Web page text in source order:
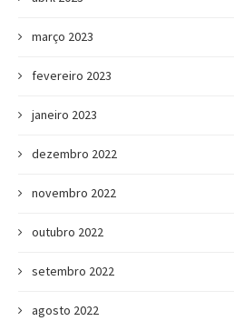
março 2023
fevereiro 2023
janeiro 2023
dezembro 2022
novembro 2022
outubro 2022
setembro 2022
agosto 2022